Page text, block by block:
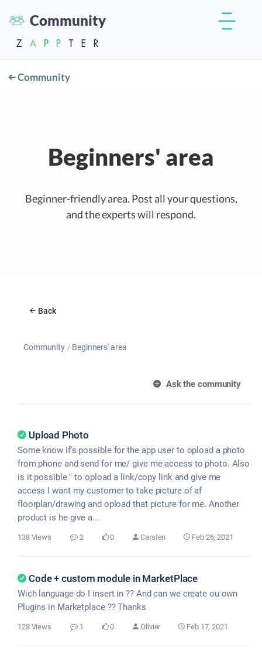
Community
Community
Beginners' area
Beginner-friendly area. Post all your questions,
and the experts will respond.
Back
Community Beginners' area
Ask the community
Upload Photo
Some know if's possible for the app user to opload a photo
from phone and send for me/ give me access to photo. Also
is it possible " to opload a link/copy link and give me
access I want my customer to take picture of af
floorplan/drawing and opload that picture for me. Another
product is he give a...
138 Views 2 0 Carsten Feb 26, 2021
Code + custom module in MarketPlace
Wich language do I insert in ?? And can we create ou own
Plugins in Marketplace ?? Thanks
128 Views 1 0 Olivier Feb 17, 2021